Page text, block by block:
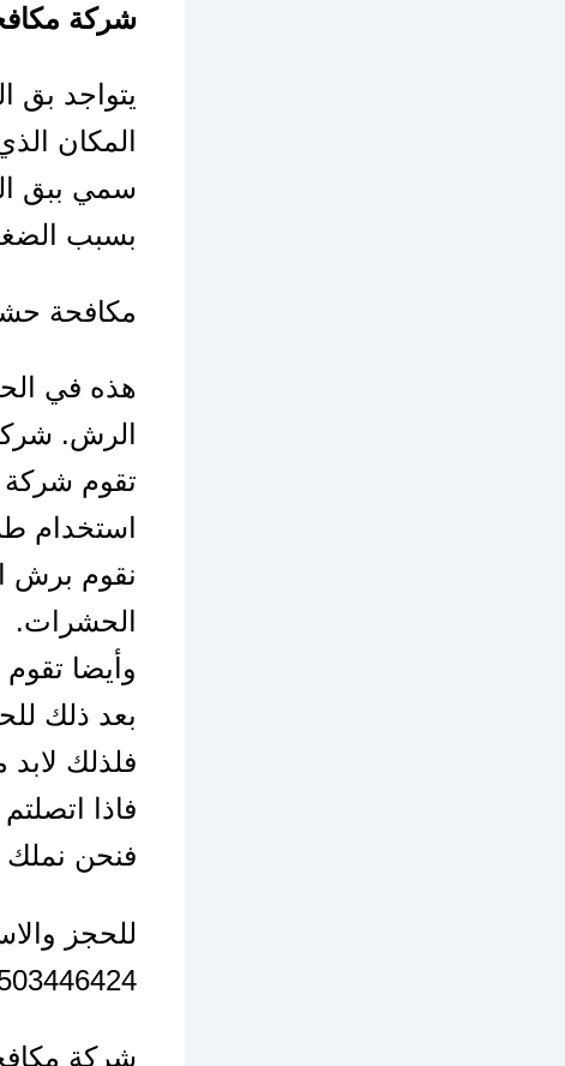
شركة
يتواجد بق
المكان
سمي ببق
بسبب
مكافحة
هذه في
الرش.
تقوم
استخدام
نقوم برش
الحشرات.
وأيضا
بعد ذلك
فلذلك
فاذا
فنحن نملك
للحجز
شركة